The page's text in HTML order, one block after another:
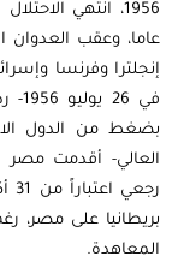
1956، انتهي
إنجلترا وفرنسا
في 26
بضغط من الدول
بريطانيا على مصر،
المعاهدة.